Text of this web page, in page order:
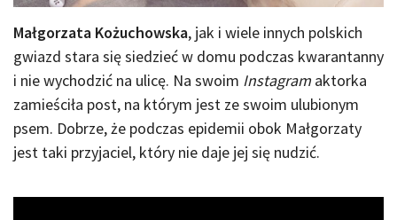
Małgorzata Kożuchowska, jak i wiele innych polskich
gwiazd stara się siedzieć w domu podczas kwarantanny
i nie wychodzić na ulicę. Na swoim Instagram aktorka
zamieściła post, na którym jest ze swoim ulubionym
psem. Dobrze, że podczas epidemii obok Małgorzaty
jest taki przyjaciel, który nie daje jej się nudzić.